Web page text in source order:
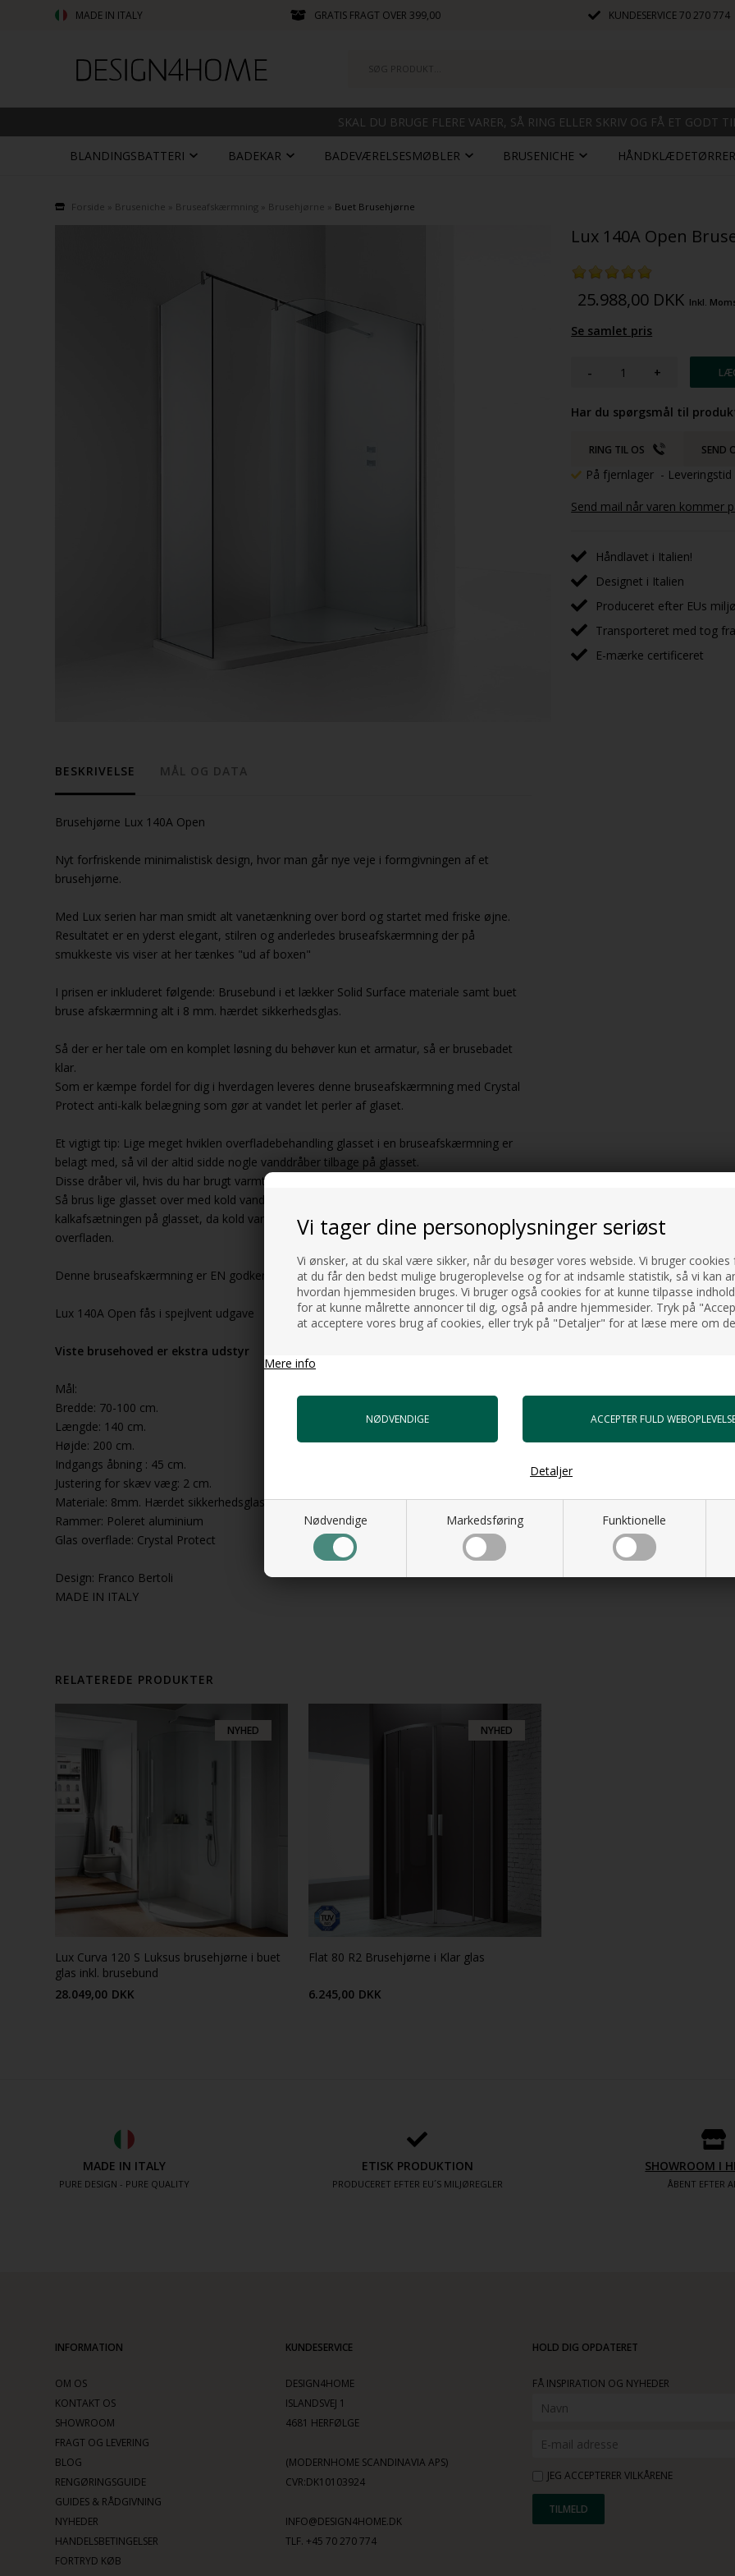
Vi tager dine personoplysninger seriøst
Vi ønsker, at du skal være sikker, når du besøger vores webside. Vi bruger cookies
at du får den bedst mulige brugeroplevelse og for at indsamle statistik, så vi kan
hvordan hjemmesiden bruges. Vi bruger også cookies for at kunne tilpasse
for at kunne målrette annoncer til dig, også på andre hjemmesider. Tryk på
at acceptere vores brug af cookies, eller tryk på "Detaljer" for at læse mere om
Mere info
Nødvendige Markedsføring Funktionelle
Detaljer
MADE IN ITALY GRATIS FRAGT OVER 399,00 KUNDESERVICE70 270 774
SKAL DU BRUGE FLERE VARER, SÅ RING ELLER SKRIV OG FÅ ET GODT
BLANDINGSBATTERI BADEKAR BADEVÆRELSESMØBLER BRUSENICHE HÅNDKLÆDETØRRER
Forside Bruseniche Bruseafskærmning Brusehjørne Buet Brusehjørne
Lux 140A Open
25.988,00 DKK Inkl.
Se samlet pris
- +
Har du spørgsmål til
RING TIL OS SEND
På fjernlager -
Send mail når varen kommer
Håndlavet i Italien!
Designet i Italien
Produceret efter EUs
Transporteret med tog
E-mærke certificeret
BESKRIVELSE MÅL OG DATA
Brusehjørne Lux 140A Open
Nyt forfriskende minimalistisk design, hvor man går nye veje i formgivningen af et
brusehjørne.
Med Lux serien har man smidt alt vanetænkning over bord og startet med friske øjne.
Resultatet er en yderst elegant, stilren og anderledes bruseafskærmning der på
smukkeste vis viser at her tænkes "ud af boxen"
I prisen er inkluderet følgende: Brusebund i et lækker Solid Surface materiale samt buet
bruse afskærmning alt i 8 mm. hærdet sikkerhedsglas.
Så der er her tale om en komplet løsning du behøver kun et armatur, så er brusebadet
klar.
Som er kæmpe fordel for dig i hverdagen leveres denne bruseafskærmning med Crystal
Protect anti-kalk belægning som gør at vandet let perler af glaset.
Et vigtigt tip: Lige meget hviklen overfladebehandling glasset i en bruseafskærmning er
belagt med, så vil der altid sidde nogle vanddråber tilbage på glasset.
Disse dråber vil, hvis du har brugt varmt vand efterlade klak når de tørrer ud.
Så brus lige glasset over med kold vand når du går ud af badet, det mininerer nemlig
kalkafsætningen på glasset, da kold vand ikke på samme måde afsætter kalk på
overfladen.
Denne bruseafskærmning er EN godkendt og TÜV certificeret.
Lux 140A Open fås i spejlvent udgave
Viste brusehoved er ekstra udstyr
Mål:
Bredde: 70-100 cm.
Længde: 140 cm.
Højde: 200 cm.
Indgangs åbning : 45 cm.
Justering for skæv væg: 2 cm.
Materiale: 8mm. Hærdet sikkerhedsglas
Rammer: Poleret aluminium
Glas overflade: Crystal Protect
Design: Franco Bertoli
MADE IN ITALY
RELATEREDE PRODUKTER
NYHED
Lux Curva 120 S Luksus brusehjørne i buet
glas inkl. brusebund
28.049,00 DKK
NYHED
Flat 80 R2 Brusehjørne i Klar glas
6.245,00 DKK
MADE IN ITALY
PURE DESIGN - PURE QUALITY
ETISK PRODUKTION
PRODUCERET EFTER EU´S MILJØREGLER
SHOWROOM I
ÅBENT EFTER
INFORMATION
OM OS
KONTAKT OS
SHOWROOM
FRAGT OG LEVERING
BLOG
RENGØRINGSGUIDE
GUIDES & RÅDGIVNING
NYHEDER
HANDELSBETINGELSER
FORTRYD KØB
KUNDESERVICE
DESIGN4HOME
ISLANDSVEJ 1
4681 HERFØLGE
(MODERNHOME SCANDINAVIA APS)
CVR:DK10103924
INFO@DESIGN4HOME.DK
TLF. +45 70 270 774
HOLD DIG OPDATERET
FÅ INSPIRATION OG NYHEDER
JEG ACCEPTERER VILKÅRENE